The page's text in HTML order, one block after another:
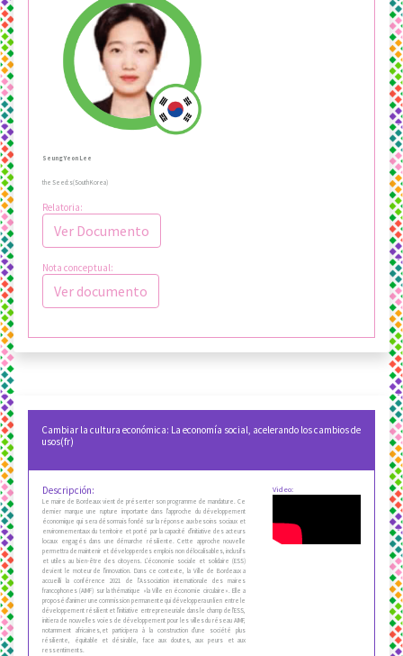
Seung Yeon Lee
the Seed:s(South Korea)
Relatoria:
Ver Documento
Nota conceptual:
Ver documento
Cambiar la cultura económica: La economía social, acelerando los cambios de
usos(fr)
Descripción:
Le maire de Bordeaux vient de présenter son programme de mandature. Ce
dernier marque une rupture importante dans l'approche du développement
économique qui sera désormais fondé sur la réponse aux besoins sociaux et
environnementaux du territoire et porté par la capacité d'initiative des acteurs
locaux engagés dans une démarche résiliente. Cette approche nouvelle
permettra de maintenir et développerdes emplois non délocalisables, inclusifs
et utiles au bien-être des citoyens. L'économie sociale et solidaire (ESS)
devient le moteur de l'innovation. Dans ce contexte, la Ville de Bordeaux a
accueilli la conférence 2021 de l'Association internationale des maires
francophones (AIMF) sur la thématique «la Ville en économie circulaire». Elle a
proposé d'animer une commission permanente qui développera un lien entre le
développement résilient et l'initiative entrepreneuriale dans le champ de l'ESS,
initiera de nouvelles voies de développement pour les villes du réseau AIMF,
notamment africaines,et participera à la construction d'une société plus
résiliente, équitable et désirable, face aux doutes, aux peurs et aux
ressentiments.
Video: